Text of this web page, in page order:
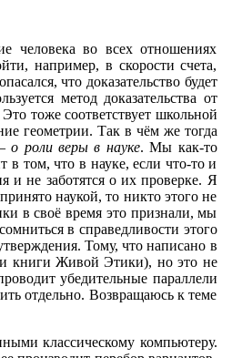
человека во всех отношениях
например, в скорости счета,
что доказательство будет
метод доказательства от
тоже соответствует школьной
геометрии. Так в чём же тогда
–о роли веры в науке. Мы как-то
в том, что в науке, если что-то и
и не заботятся о их проверке. Я
наукой, то никто этого не
в своё время это признали, мы
в справедливости этого
Тому, что написано в
книги Живой Этики), но это не
убедительные параллели
отдельно. Возвращаюсь к теме
классическому компьютеру.